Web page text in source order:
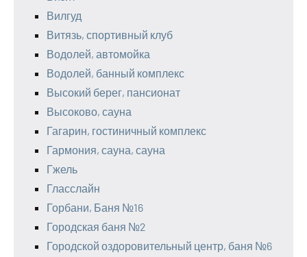
Вилгуд
Витязь, спортивный клуб
Водолей, автомойка
Водолей, банный комплекс
Высокий берег, пансионат
Высоково, сауна
Гагарин, гостиничный комплекс
Гармония, сауна, сауна
Гжель
Гласслайн
Горбани, Баня №16
Городская баня №2
Городской оздоровительный центр, баня №6